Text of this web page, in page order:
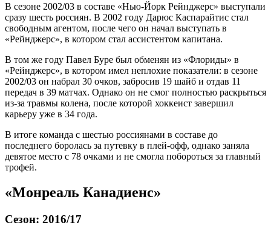
В сезоне 2002/03 в составе «Нью-Йорк Рейнджерс» выступали
сразу шесть россиян. В 2002 году Дарюс Каспарайтис стал
свободным агентом, после чего он начал выступать в
«Рейнджерс», в котором стал ассистентом капитана.
В том же году Павел Буре был обменян из «Флориды» в
«Рейнджерс», в котором имел неплохие показатели: в сезоне
2002/03 он набрал 30 очков, забросив 19 шайб и отдав 11
передач в 39 матчах. Однако он не смог полностью раскрыться
из-за травмы колена, после которой хоккеист завершил
карьеру уже в 34 года.
В итоге команда с шестью россиянами в составе до
последнего боролась за путевку в плей-офф, однако заняла
девятое место с 78 очками и не смогла побороться за главный
трофей.
«Монреаль Канадиенс»
Сезон: 2016/17